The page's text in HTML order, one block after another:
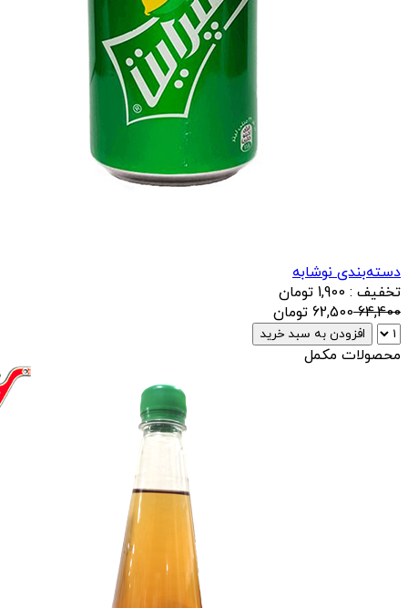
دسته‌بندی نوشابه
تخفیف : 1,900 تومان
64,400
62,500 تومان
افزودن به سبد خرید
محصولات مکمل